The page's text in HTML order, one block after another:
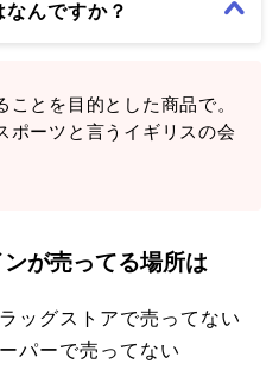
んですか？
ことを目的とした商品で。
ポーツと言うイギリスの会
が売ってる場所は
ッグストアで売ってない
パーで売ってない